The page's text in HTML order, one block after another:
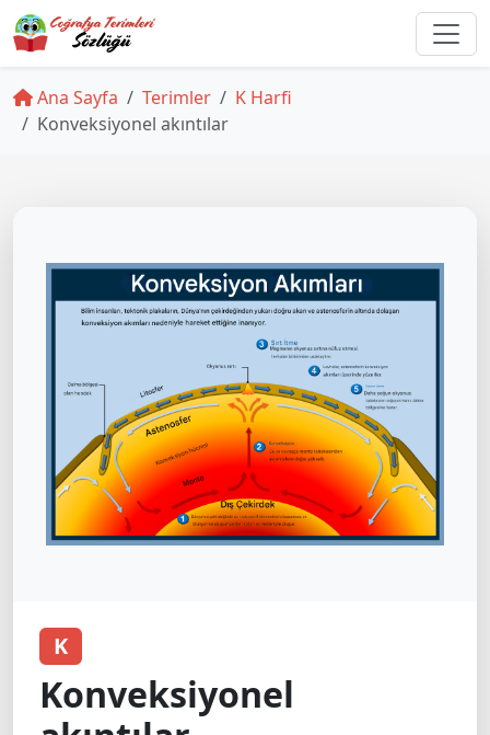
Ana Sayfa Terimler
K Harfi
Konveksiyonel akıntılar
K
Konveksiyonel